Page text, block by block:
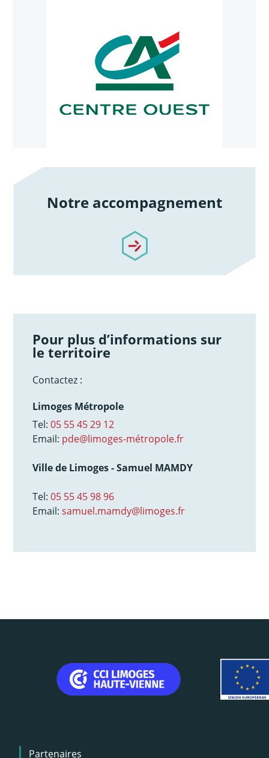
Notre accompagnement
/notre-accompagnement
Pour plus d’informations sur
le territoire
Contactez :
Limoges Métropole
Tel:05 55 45 29 12
Email: pde@limoges-métropole.fr
Ville de Limoges - Samuel MAMDY
Tel:05 55 45 98 96
Email:samuel.mamdy@limoges.fr
Menu
Partenaires